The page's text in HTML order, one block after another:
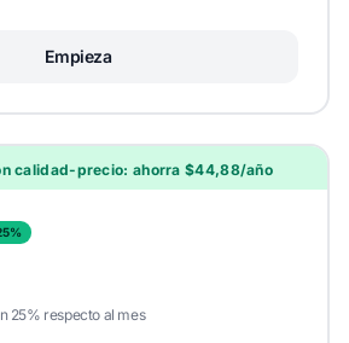
Empieza
calidad-precio: ahorra $44,88/año
25% respecto al mes